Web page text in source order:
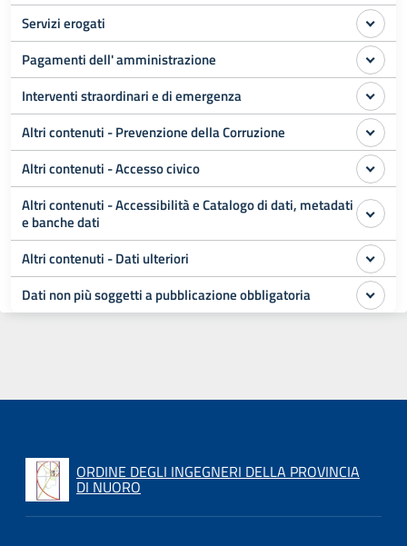
Servizi erogati
Pagamenti dell' amministrazione
Interventi straordinari e di emergenza
Altri contenuti - Prevenzione della Corruzione
Altri contenuti - Accesso civico
Altri contenuti - Accessibilità e Catalogo di dati, metadati
e banche dati
Altri contenuti - Dati ulteriori
Dati non più soggetti a pubblicazione obbligatoria
ORDINE DEGLI INGEGNERI DELLA PROVINCIA
DI NUORO